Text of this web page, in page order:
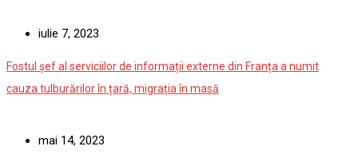
iulie 7, 2023
Fostul șef al serviciilor de informații externe din Franța a numit
cauza tulburărilor în țară, migrația în masă
mai 14, 2023